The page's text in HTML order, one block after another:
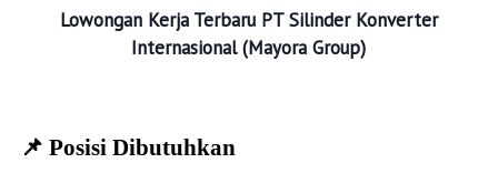
Lowongan Kerja Terbaru PT Silinder Konverter
Internasional (Mayora Group)
📌 Posisi Dibutuhkan